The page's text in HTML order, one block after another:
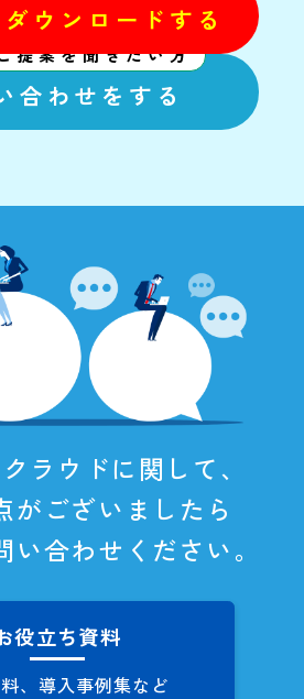
提案を聞きたい方
合わせをする
ウンロードする
ラウドに関して、
がございましたら
い合わせください。
役立ち資料
、導入事例集など